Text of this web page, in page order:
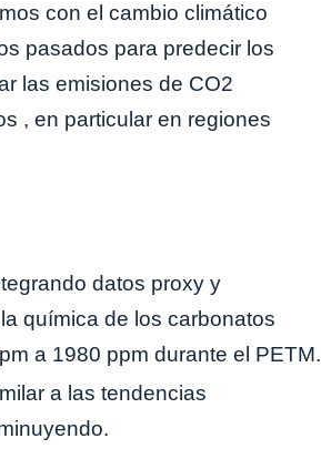
con el cambio climático
pasados ​​para predecir los
las emisiones de CO2
, en particular en regiones
datos proxy y
química de los carbonatos
a 1980 ppm durante el PETM.
a las tendencias